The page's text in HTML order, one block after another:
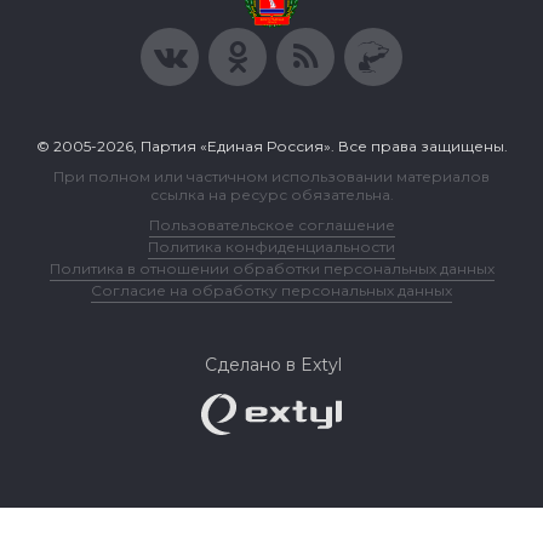
© 2005-2026, Партия «Единая Россия». Все права защищены.
При полном или частичном использовании материалов
ссылка на ресурс обязательна.
Пользовательское соглашение
Политика конфиденциальности
Политика в отношении обработки персональных данных
Согласие на обработку персональных данных
Сделано в Extyl